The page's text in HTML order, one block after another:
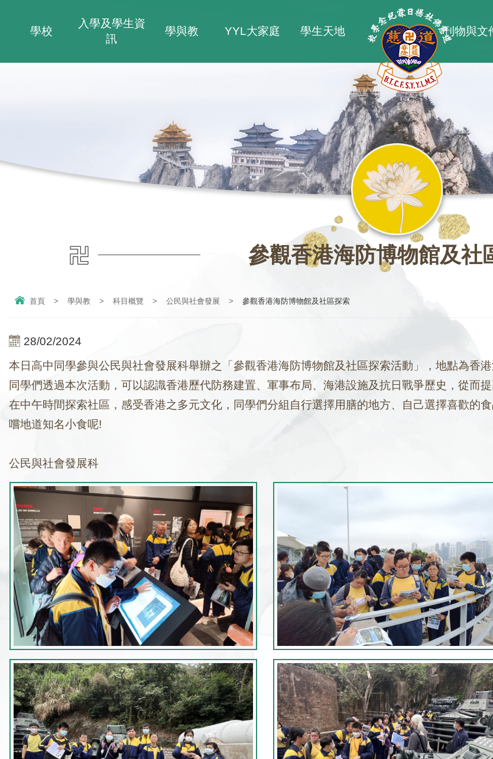
學校
入學及學生資
訊
學與教 YYL大家庭 學生天地 刊物與文
參觀香港海防博物館及社
首頁 > 學與教 > 科目概覽 > 公民與社會發展 > 參觀香港海防博物館及社區探索
28/02/2024
本日高中同學參與公民與社會發展科舉辦之「參觀香港海防博物館及社區探索活動」，地點為香港
同學們透過本次活動，可以認識香港歷代防務建置、軍事布局、海港設施及抗日戰爭歷史，從而
在中午時間探索社區，感受香港之多元文化，同學們分組自行選擇用膳的地方、自己選擇喜歡的
嚐地道知名小食呢!
公民與社會發展科